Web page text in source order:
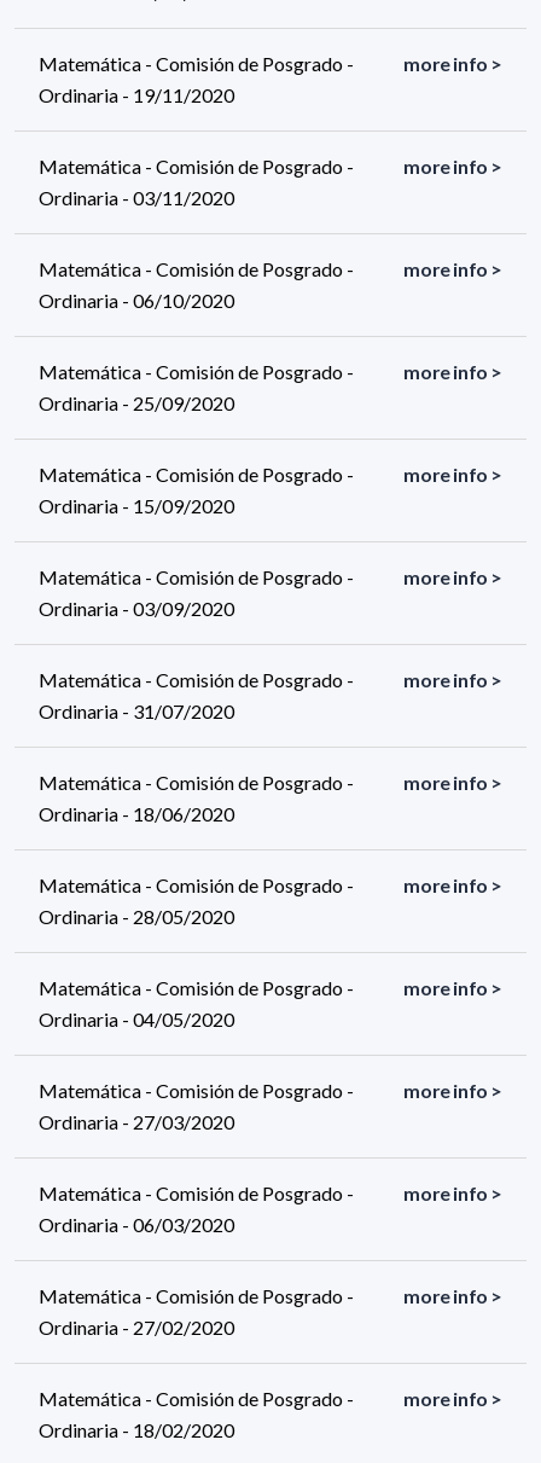
Matemática - Comisión de Posgrado -
Ordinaria - 19/11/2020
more info >
Matemática - Comisión de Posgrado -
Ordinaria - 03/11/2020
more info >
Matemática - Comisión de Posgrado -
Ordinaria - 06/10/2020
more info >
Matemática - Comisión de Posgrado -
Ordinaria - 25/09/2020
more info >
Matemática - Comisión de Posgrado -
Ordinaria - 15/09/2020
more info >
Matemática - Comisión de Posgrado -
Ordinaria - 03/09/2020
more info >
Matemática - Comisión de Posgrado -
Ordinaria - 31/07/2020
more info >
Matemática - Comisión de Posgrado -
Ordinaria - 18/06/2020
more info >
Matemática - Comisión de Posgrado -
Ordinaria - 28/05/2020
more info >
Matemática - Comisión de Posgrado -
Ordinaria - 04/05/2020
more info >
Matemática - Comisión de Posgrado -
Ordinaria - 27/03/2020
more info >
Matemática - Comisión de Posgrado -
Ordinaria - 06/03/2020
more info >
Matemática - Comisión de Posgrado -
Ordinaria - 27/02/2020
more info >
Matemática - Comisión de Posgrado -
Ordinaria - 18/02/2020
more info >